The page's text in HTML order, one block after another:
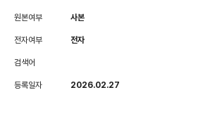
원본여부 사본
전자여부 전자
검색어
등록일자 2026.02.27